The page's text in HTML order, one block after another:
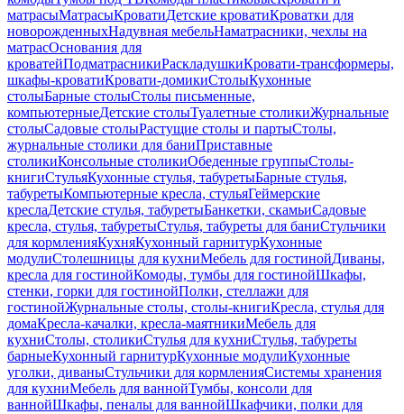
матрасыМатрасыКроватиДетские кроватиКроватки для
новорожденныхНадувная мебельНаматрасники, чехлы на
матрасОснования для
кроватейПодматрасникиРаскладушкиКровати-трансформеры,
шкафы-кроватиКровати-домикиСтолыКухонные
столыБарные столыСтолы письменные,
компьютерныеДетские столыТуалетные столикиЖурнальные
столыСадовые столыРастущие столы и партыСтолы,
журнальные столики для баниПриставные
столикиКонсольные столикиОбеденные группыСтолы-
книгиСтульяКухонные стулья, табуретыБарные стулья,
табуретыКомпьютерные кресла, стульяГеймерские
креслаДетские стулья, табуретыБанкетки, скамьиСадовые
кресла, стулья, табуретыСтулья, табуреты для баниСтульчики
для кормленияКухняКухонный гарнитурКухонные
модулиСтолешницы для кухниМебель для гостинойДиваны,
кресла для гостинойКомоды, тумбы для гостинойШкафы,
стенки, горки для гостинойПолки, стеллажи для
гостинойЖурнальные столы, столы-книгиКресла, стулья для
домаКресла-качалки, кресла-маятникиМебель для
кухниСтолы, столикиСтулья для кухниСтулья, табуреты
барныеКухонный гарнитурКухонные модулиКухонные
уголки, диваныСтульчики для кормленияСистемы хранения
для кухниМебель для ваннойТумбы, консоли для
ваннойШкафы, пеналы для ваннойШкафчики, полки для